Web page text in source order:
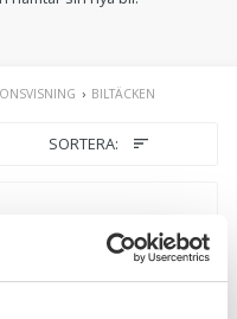
BILTÄCKEN
SORTERA: